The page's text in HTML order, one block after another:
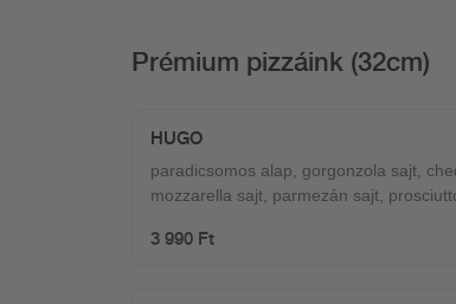
Prémium pizzáink (32cm)
HUGO
paradicsomos alap, gorgonzola sajt,
mozzarella sajt, parmezán sajt,
3 990 Ft